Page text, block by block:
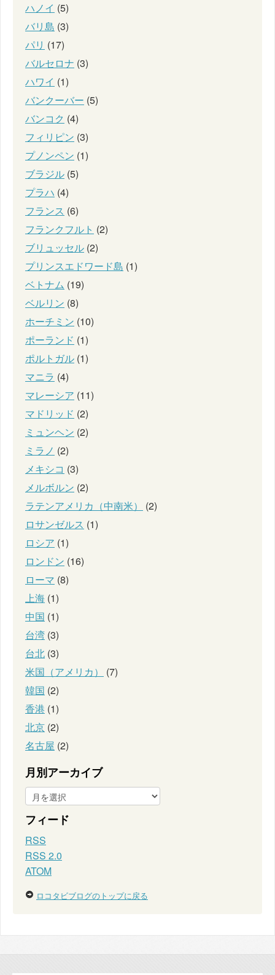
ハノイ (5)
バリ島 (3)
パリ (17)
バルセロナ (3)
ハワイ (1)
バンクーバー (5)
バンコク (4)
フィリピン (3)
プノンペン (1)
ブラジル (5)
プラハ (4)
フランス (6)
フランクフルト (2)
ブリュッセル (2)
プリンスエドワード島 (1)
ベトナム (19)
ベルリン (8)
ホーチミン (10)
ポーランド (1)
ポルトガル (1)
マニラ (4)
マレーシア (11)
マドリッド (2)
ミュンヘン (2)
ミラノ (2)
メキシコ (3)
メルボルン (2)
ラテンアメリカ（中南米）
(2)
ロサンゼルス (1)
ロシア (1)
ロンドン (16)
ローマ (8)
上海 (1)
中国 (1)
台湾 (3)
台北 (3)
米国（アメリカ）
(7)
韓国 (2)
香港 (1)
北京 (2)
名古屋 (2)
月別アーカイブ
フィード
RSS
RSS 2.0
ATOM
ロコタビブログのトップに戻る